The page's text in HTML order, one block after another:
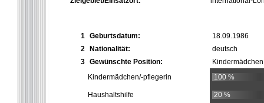
1 Geburtsdatum:
18.09.1986
2
Nationalität:
deutsch
3 Gewünschte Position:
Kindermädchen
Kindermädchen/-pflegerin
100 %
Haushaltshilfe 20 %